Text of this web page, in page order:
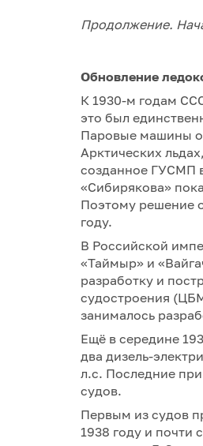
Продолжение.
Обновление
К 1930-м годам
это был
Паровые машины
Арктических
созданное ГУСМП
«Сибирякова»
Поэтому решение
году.
В Российской
«Таймыр» и
разработку и
судостроения
занималось
Ещё в середине
два дизель-
л.с. Последние
судов.
Первым из судов
1938 году и почти